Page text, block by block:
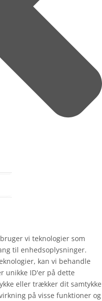
vi teknologier som
til enhedsoplysninger.
kan vi behandle
unikke ID'er på dette
eller trækker dit samtykke
på visse funktioner og